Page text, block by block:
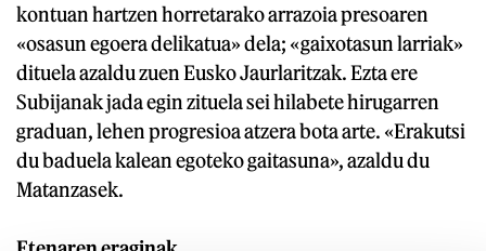
kontuan hartzen horretarako arrazoia presoaren
«osasun egoera delikatua» dela; «gaixotasun larriak»
dituela azaldu zuen Eusko Jaurlaritzak. Ezta ere
Subijanak jada egin zituela sei hilabete hirugarren
graduan, lehen progresioa atzera bota arte. «Erakutsi
du baduela kalean egoteko gaitasuna», azaldu du
Matanzasek.